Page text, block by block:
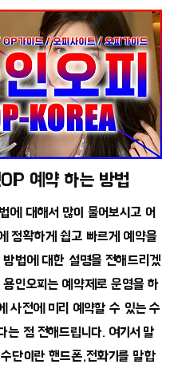
예약 하는 방법
에 대해서 많이 물어보시고 어
정확하게 쉽고 빠르게 예약을
방법에 대한 설명을 전해드리겠
용인오피는 예약제로 운영을 하
사전에 미리 예약할 수 있는 수
는 점 전해드립니다. 여기서 말
단이란 핸드폰,전화기를 말합